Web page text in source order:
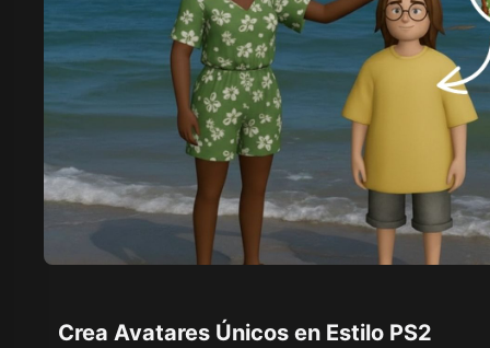
Crea Avatares Únicos en Estilo PS2